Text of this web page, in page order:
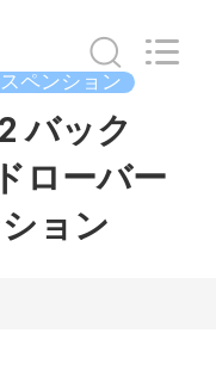
ペンション
バック
ローバー
ョン